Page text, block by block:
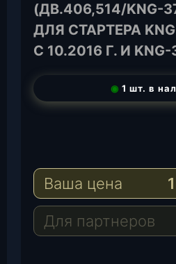
(ДВ.406,514/KNG-
ДЛЯ СТАРТЕРА
С 10.2016 Г. И
◉ 1 шт. в
e
r
a
m
a
s
A
p
a
i
l
Ваша цена
Для партнеров